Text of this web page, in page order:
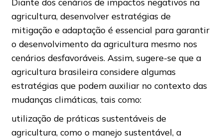
agricultura, desenvolver estratégias de
mitigação e adaptação é essencial para garantir
o desenvolvimento da agricultura mesmo nos
cenários desfavoráveis. Assim, sugere-se que a
agricultura brasileira considere algumas
estratégias que podem auxiliar no contexto das
mudanças climáticas, tais como:
utilização de práticas sustentáveis de
agricultura, como o manejo sustentável, a